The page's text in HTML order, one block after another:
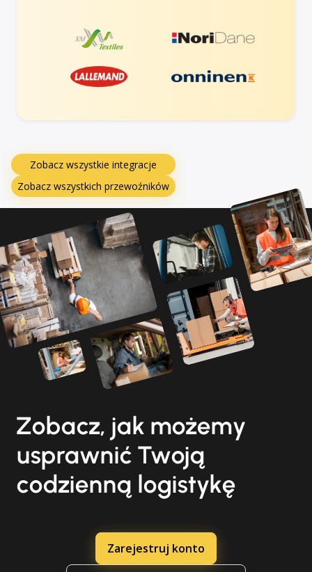
Zobacz wszystkie integracje
Zobacz wszystkich przewoźników
Zobacz, jak możemy
usprawnić Twoją
codzienną logistykę
Zarejestruj konto